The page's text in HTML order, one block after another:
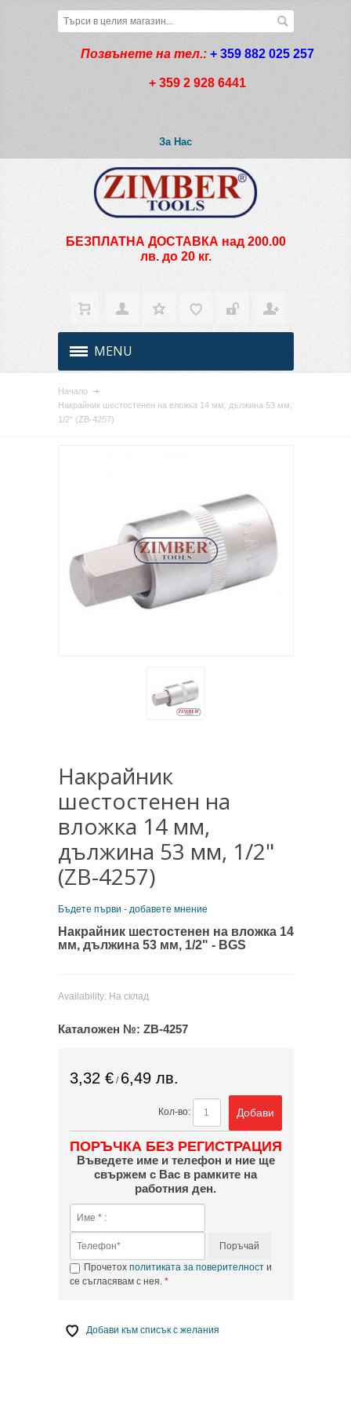
Позвънете на тел.: + 359 882 025 257
+ 359 2 928 6441
За Нас
БЕЗПЛАТНА ДОСТАВКА над 200.00
лв. до 20 кг.
MENU
Начало
Накрайник шестостенен на вложка 14 мм, дължина 53 мм,
1/2" (ZB-4257)
Накрайник
шестостенен на
вложка 14 мм,
дължина 53 мм, 1/2"
(ZB-4257)
Бъдете първи - добавете мнение
Накрайник шестостенен на вложка 14
мм, дължина 53 мм, 1/2" - BGS
Availability: На склад
Каталожен №: ZB-4257
3,32 €/ 6,49 лв.
Кол-во: Добави
ПОРЪЧКА БЕЗ РЕГИСТРАЦИЯ
Въведете име и телефон и ние ще
свържем с Вас в рамките на
работния ден.
Поръчай
Прочетох политиката за поверителности
се съгласявам с нея.
Добави към списък с желания